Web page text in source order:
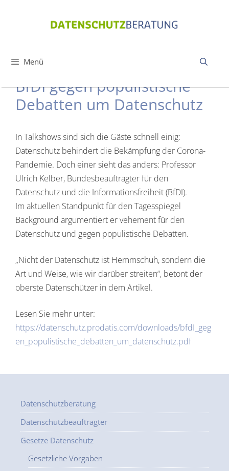
Menü
BfDI gegen populistische
Debatten um Datenschutz
In Talkshows sind sich die Gäste schnell einig:
Datenschutz behindert die Bekämpfung der Corona-
Pandemie. Doch einer sieht das anders: Professor
Ulrich Kelber, Bundesbeauftragter für den
Datenschutz und die Informationsfreiheit (BfDI).
Im aktuellen Standpunkt für den Tagesspiegel
Background argumentiert er vehement für den
Datenschutz und gegen populistische Debatten.
„Nicht der Datenschutz ist Hemmschuh, sondern die
Art und Weise, wie wir darüber streiten“, betont der
oberste Datenschützer in dem Artikel.
Lesen Sie mehr unter:
https://datenschutz.prodatis.com/downloads/bfdI_geg
en_populistische_debatten_um_datenschutz.pdf
Datenschutzberatung
Datenschutzbeauftragter
Gesetze Datenschutz
Gesetzliche Vorgaben